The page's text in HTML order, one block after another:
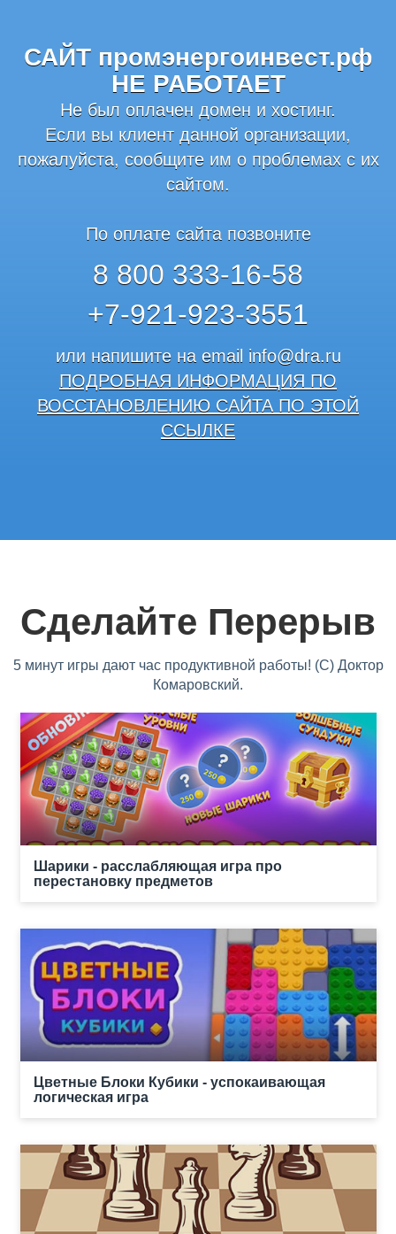
САЙТ промэнергоинвест.рф
НЕ РАБОТАЕТ
Не был оплачен домен и хостинг.
Если вы клиент данной организации,
пожалуйста, сообщите им о проблемах с их
сайтом.
По оплате сайта позвоните
8 800 333-16-58
+7-921-923-3551
или напишите на email info@dra.ru
ПОДРОБНАЯ ИНФОРМАЦИЯ ПО
ВОССТАНОВЛЕНИЮ САЙТА ПО ЭТОЙ
ССЫЛКЕ
Сделайте Перерыв
5 минут игры дают час продуктивной работы! (С) Доктор
Комаровский.
Шарики - расслабляющая игра про
перестановку предметов
Цветные Блоки Кубики - успокаивающая
логическая игра